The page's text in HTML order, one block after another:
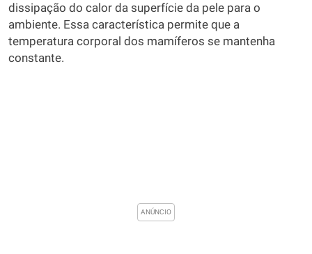
dissipação do calor da superfície da pele para o
ambiente. Essa característica permite que a
temperatura corporal dos mamíferos se mantenha
constante.